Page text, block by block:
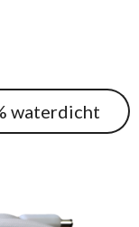
waterdicht